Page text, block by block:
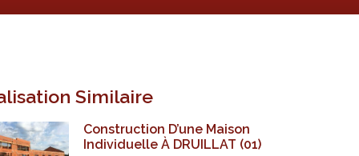
Similaire
Construction D’une Maison
Individuelle À DRUILLAT (01)